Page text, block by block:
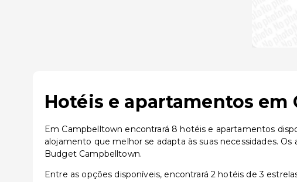
Hotéis e apartamentos
Em Campbelltown encontrará 8 hotéis e apartamentos
alojamento que melhor se adapta às suas necessidades.
Budget Campbelltown.
Entre as opções disponíveis, encontrará 2 hotéis de 3